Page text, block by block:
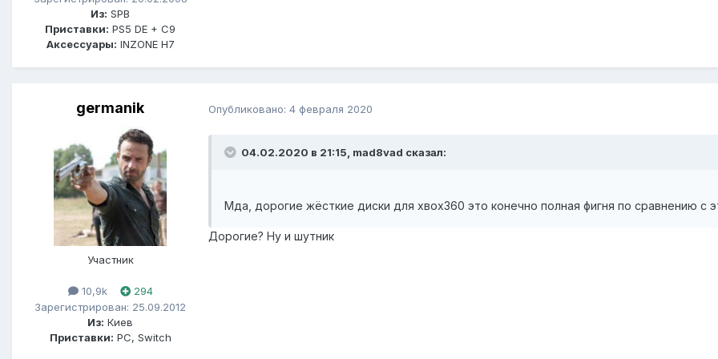
Из: SPB
Приставки: PS5 DE + C9
Аксессуары: INZONE H7
germanik
Участник
10,9k
294
Зарегистрирован: 25.09.2012
Из: Киев
Приставки: PC, Switch
Опубликовано: 4 февраля 2020
04.02.2020 в 21:15, mad8vad сказал:
Мда, дорогие жёсткие диски для хвох360 это конечно полная фигня по сравнению с
Дорогие? Ну и шутник